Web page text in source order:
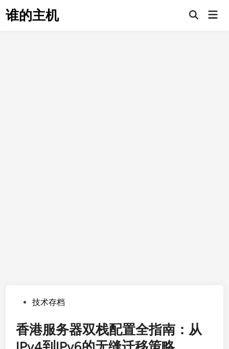
to谁的主机
Open
Posted技术存档
香港服务器双栈配置全指南：从